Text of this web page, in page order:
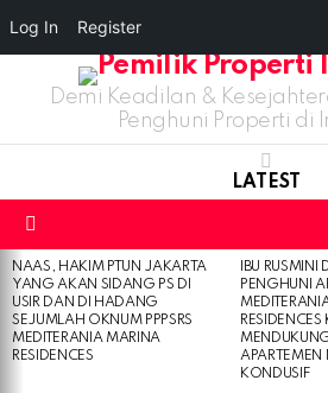
Demi Keadilan &
Penghuni Properti di
LATEST
LATEST
STORIES
NAAS, HAKIM PTUN JAKARTA
YANG AKAN SIDANG PS DI
USIR DAN DI HADANG
SEJUMLAH OKNUM PPPSRS
MEDITERANIA MARINA
RESIDENCES
IBU
PENGHUNI
KONDUSIF
Log In Register